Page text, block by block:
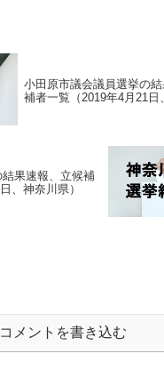
小田原市議会議員選挙の
補者一覧（2019年4月21日
果速報、立候補
、神奈川県）
コメントを書き込む